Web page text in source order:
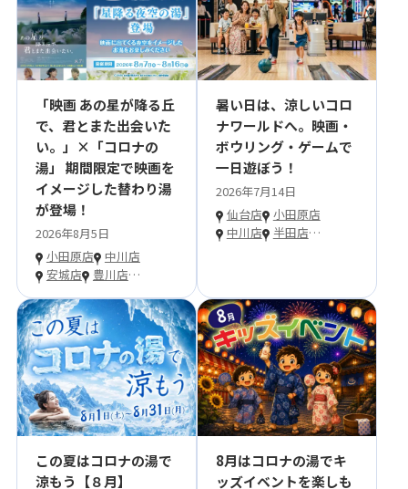
「映画 あの星が降る丘
で、君とまた出会いた
い。」×「コロナの
湯」 期間限定で映画を
イメージした替わり湯
が登場！
2026年8月5日
小田原店
中川店
安城店
豊川店…
暑い日は、涼しいコロ
ナワールドへ。映画・
ボウリング・ゲームで
一日遊ぼう！
2026年7月14日
仙台店
小田原店
中川店
半田店…
この夏はコロナの湯で
涼もう【８月】
8月はコロナの湯でキ
ッズイベントを楽しも